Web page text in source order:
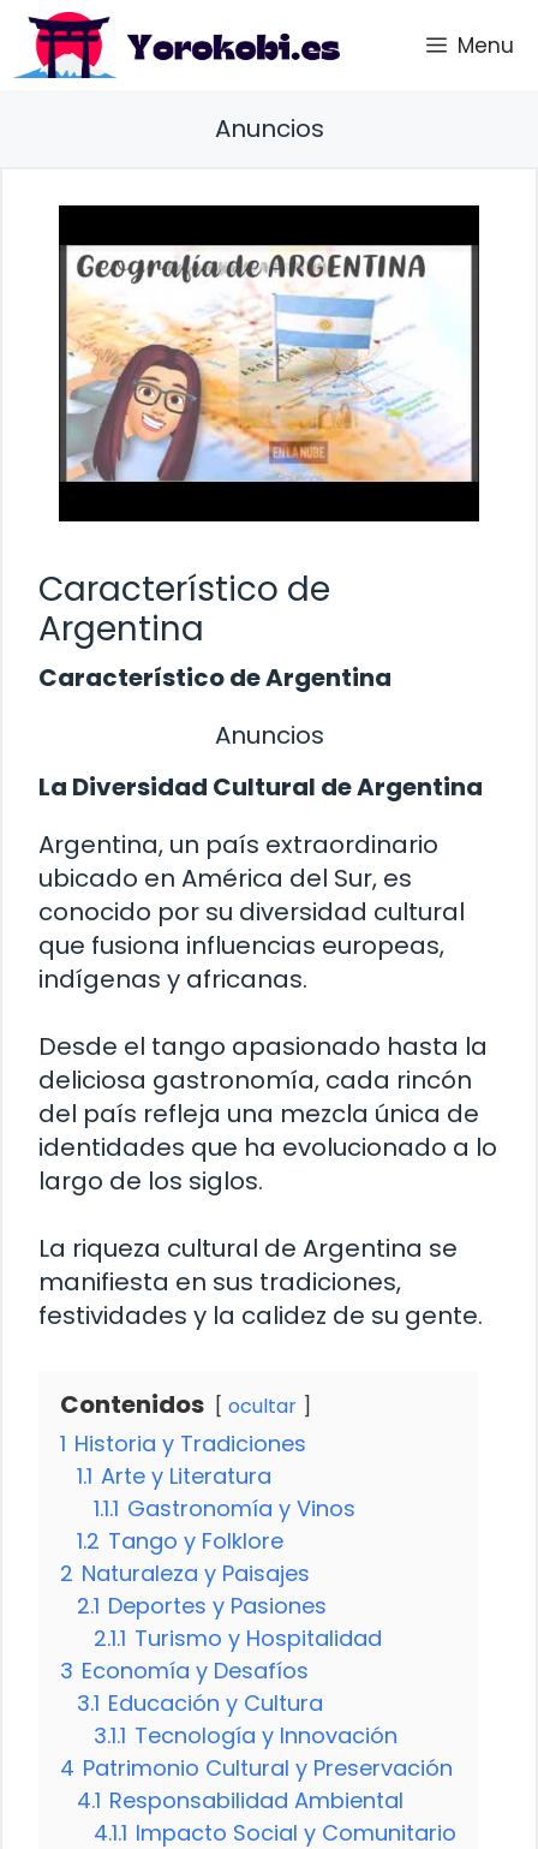
Saltar
contenido
Menu
Anuncios
Característico de
Argentina
Característico de Argentina
Anuncios
La Diversidad Cultural de Argentina
Argentina, un país extraordinario
ubicado en América del Sur, es
conocido por su diversidad cultural
que fusiona influencias europeas,
indígenas y africanas.
Desde el tango apasionado hasta la
deliciosa gastronomía, cada rincón
del país refleja una mezcla única de
identidades que ha evolucionado a lo
largo de los siglos.
La riqueza cultural de Argentina se
manifiesta en sus tradiciones,
festividades y la calidez de su gente.
Contenidos ocultar
1 Historia y Tradiciones
1.1 Arte y Literatura
1.1.1 Gastronomía y Vinos
1.2 Tango y Folklore
2 Naturaleza y Paisajes
2.1 Deportes y Pasiones
2.1.1 Turismo y Hospitalidad
3 Economía y Desafíos
3.1 Educación y Cultura
3.1.1 Tecnología y Innovación
4 Patrimonio Cultural y Preservación
4.1 Responsabilidad Ambiental
4.1.1 Impacto Social y Comunitario